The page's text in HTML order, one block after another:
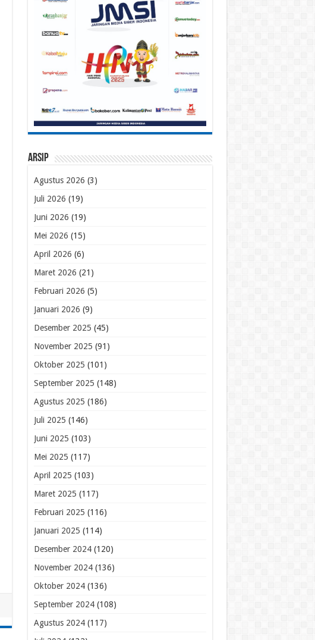
Arsip
Agustus 2026 (3)
Juli 2026 (19)
Juni 2026 (19)
Mei 2026 (15)
April 2026 (6)
Maret 2026 (21)
Februari 2026 (5)
Januari 2026 (9)
Desember 2025 (45)
November 2025 (91)
Oktober 2025 (101)
September 2025 (148)
Agustus 2025 (186)
Juli 2025 (146)
Juni 2025 (103)
Mei 2025 (117)
April 2025 (103)
Maret 2025 (117)
Februari 2025 (116)
Januari 2025 (114)
Desember 2024(120)
November 2024(136)
Oktober 2024(136)
September 2024(108)
Agustus 2024(117)